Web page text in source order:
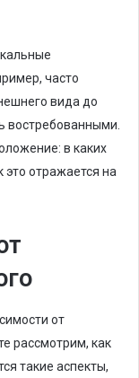
часто
вида до
востребованными.
в каких
это отражается на
от
рассмотрим, как
такие аспекты,